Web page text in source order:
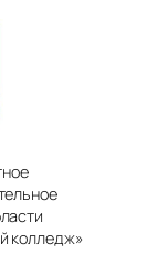
колледж»